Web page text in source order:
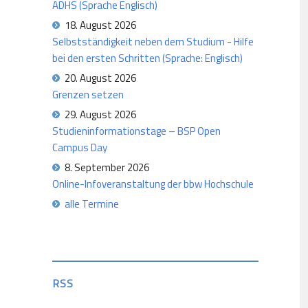
ADHS (Sprache Englisch)
18. August 2026
Selbstständigkeit neben dem Studium - Hilfe
bei den ersten Schritten (Sprache: Englisch)
20. August 2026
Grenzen setzen
29. August 2026
Studieninformationstage – BSP Open
Campus Day
8. September 2026
Online-Infoveranstaltung der bbw Hochschule
alle Termine
RSS